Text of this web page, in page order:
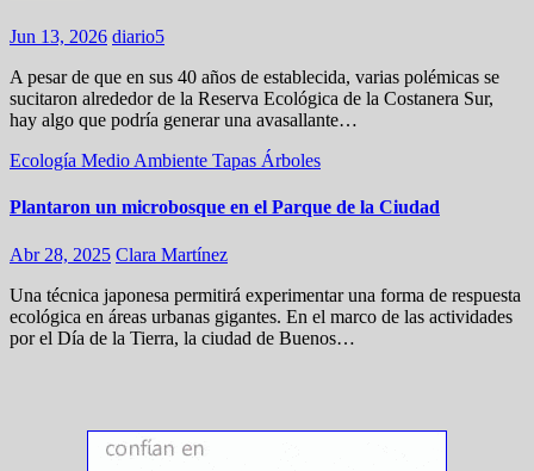
Jun 13, 2026 diario5
A pesar de que en sus 40 años de establecida, varias polémicas se
sucitaron alrededor de la Reserva Ecológica de la Costanera Sur,
hay algo que podría generar una avasallante…
Ecología Medio Ambiente Tapas Árboles
Plantaron un microbosque en el Parque de la Ciudad
Abr 28, 2025 Clara Martínez
Una técnica japonesa permitirá experimentar una forma de respuesta
ecológica en áreas urbanas gigantes. En el marco de las actividades
por el Día de la Tierra, la ciudad de Buenos…